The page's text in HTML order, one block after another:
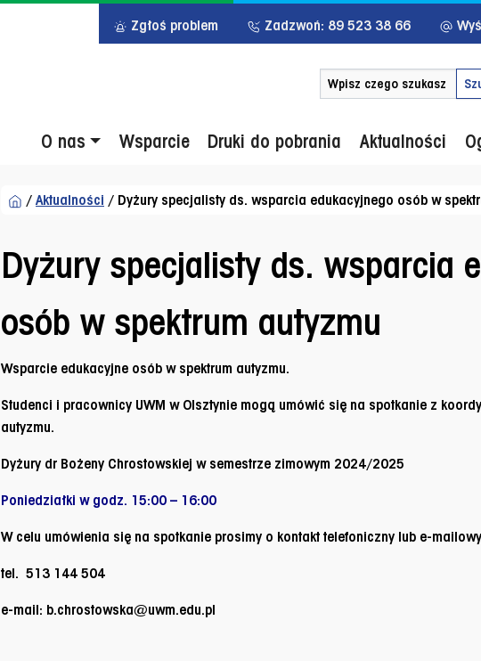
Zgłoś problem
Zadzwoń: 89 523 38 66
Szukaj po słowie
Menu główne
O nas Wsparcie Druki do pobrania Aktualności
/ Aktualności / Dyżury specjalisty ds. wsparcia edukacyjnego osób w
Dyżury specjalisty ds. wsparcia
osób w spektrum autyzmu
Wsparcie edukacyjne osób w spektrum autyzmu.
Studenci i pracownicy UWM w Olsztynie mogą umówić się na spotkanie z
autyzmu.
Dyżury dr Bożeny Chrostowskiej w semestrze zimowym 2024/2025
Poniedziałki w godz. 15:00 – 16:00
W celu umówienia się na spotkanie prosimy o kontakt telefoniczny lub e-mailowy
tel. 513 144 504
e-mail: b.chrostowska@uwm.edu.pl